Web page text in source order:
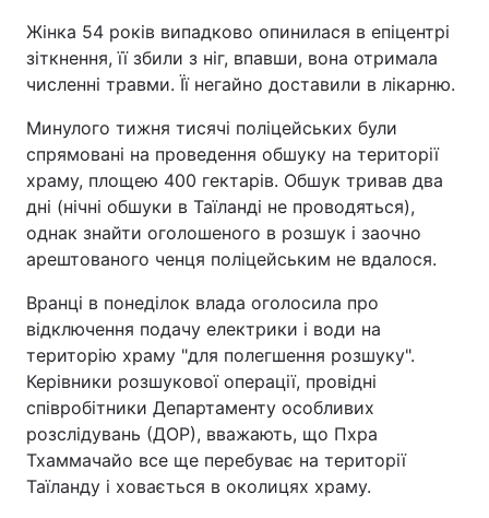
Жінка 54 років випадково опинилася в епіцентрі
зіткнення, її збили з ніг, впавши, вона отримала
численні травми. Її негайно доставили в лікарню.
Минулого тижня тисячі поліцейських були
спрямовані на проведення обшуку на території
храму, площею 400 гектарів. Обшук тривав два
дні (нічні обшуки в Таїланді не проводяться),
однак знайти оголошеного в розшук і заочно
арештованого ченця поліцейським не вдалося.
Вранці в понеділок влада оголосила про
відключення подачу електрики і води на
територію храму "для полегшення розшуку".
Керівники розшукової операції, провідні
співробітники Департаменту особливих
розслідувань (ДОР), вважають, що Пхра
Тхаммачайо все ще перебуває на території
Таїланду і ховається в околицях храму.